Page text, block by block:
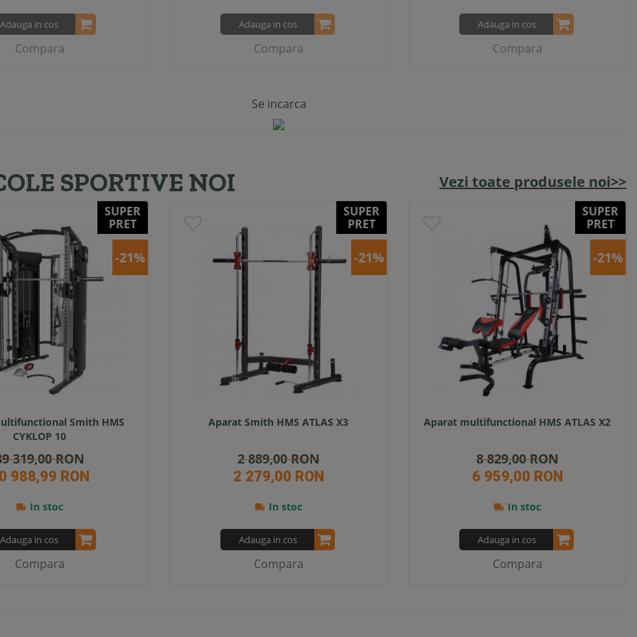
Adauga in cos
Compara
Adauga in cos
Compara
Adauga in cos
Compara
Se incarca
SPORTIVE NOI
SUPER
PRET
-21%
Smith HMS
CYKLOP 10
319,00 RON
988,99 RON
In stoc
Adauga in cos
Compara
SUPER
PRET
-21%
Aparat Smith HMS ATLAS X3
2 889,00 RON
2 279,00 RON
In stoc
Adauga in cos
Compara
SUPER
PRET
-21%
Aparat multifunctional HMS ATLAS X2
8 829,00 RON
6 959,00 RON
In stoc
Adauga in cos
Compara
Vezi toate produsele noi>>